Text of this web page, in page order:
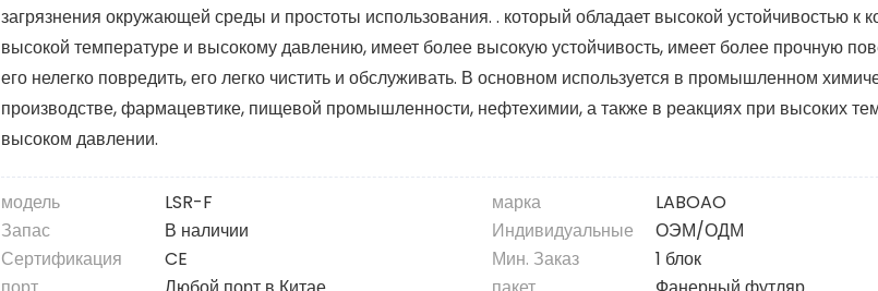
загрязнения окружающей среды и простоты использования. . который обладает высокой устойчивостью к
высокой температуре и высокому давлению, имеет более высокую устойчивость, имеет более прочную
его нелегко повредить, его легко чистить и обслуживать. В основном используется в промышленном
производстве, фармацевтике, пищевой промышленности, нефтехимии, а также в реакциях при высоких
высоком давлении.
модель LSR-F марка
LABOAO
Запас
В наличии Индивидуальные
ОЭМ/ОДМ
Сертификация
CE Мин. Заказ
1 блок